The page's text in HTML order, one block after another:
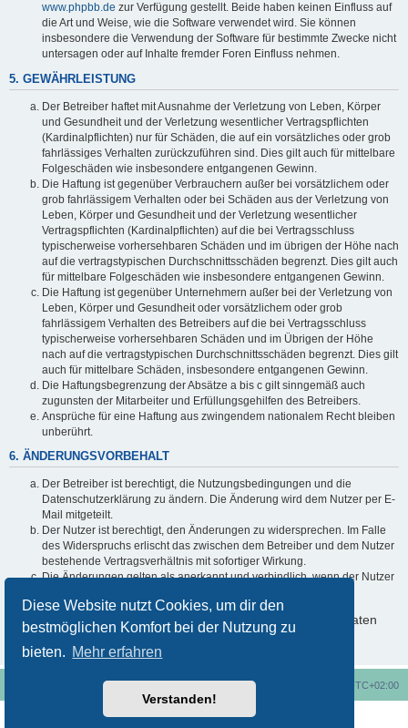
Diese Website nutzt Cookies, um dir den
bestmöglichen Komfort bei der Nutzung zu
bieten. Mehr erfahren
Verstanden!
www.phpbb.de zur Verfügung gestellt. Beide haben keinen Einfluss auf
die Art und Weise, wie die Software verwendet wird. Sie können
insbesondere die Verwendung der Software für bestimmte Zwecke nicht
untersagen oder auf Inhalte fremder Foren Einfluss nehmen.
5. GEWÄHRLEISTUNG
Der Betreiber haftet mit Ausnahme der Verletzung von Leben, Körper
und Gesundheit und der Verletzung wesentlicher Vertragspflichten
(Kardinalpflichten) nur für Schäden, die auf ein vorsätzliches oder grob
fahrlässiges Verhalten zurückzuführen sind. Dies gilt auch für mittelbare
Folgeschäden wie insbesondere entgangenen Gewinn.
Die Haftung ist gegenüber Verbrauchern außer bei vorsätzlichem oder
grob fahrlässigem Verhalten oder bei Schäden aus der Verletzung von
Leben, Körper und Gesundheit und der Verletzung wesentlicher
Vertragspflichten (Kardinalpflichten) auf die bei Vertragsschluss
typischerweise vorhersehbaren Schäden und im übrigen der Höhe nach
auf die vertragstypischen Durchschnittsschäden begrenzt. Dies gilt auch
für mittelbare Folgeschäden wie insbesondere entgangenen Gewinn.
Die Haftung ist gegenüber Unternehmern außer bei der Verletzung von
Leben, Körper und Gesundheit oder vorsätzlichem oder grob
fahrlässigem Verhalten des Betreibers auf die bei Vertragsschluss
typischerweise vorhersehbaren Schäden und im Übrigen der Höhe
nach auf die vertragstypischen Durchschnittsschäden begrenzt. Dies gilt
auch für mittelbare Schäden, insbesondere entgangenen Gewinn.
Die Haftungsbegrenzung der Absätze a bis c gilt sinngemäß auch
zugunsten der Mitarbeiter und Erfüllungsgehilfen des Betreibers.
Ansprüche für eine Haftung aus zwingendem nationalem Recht bleiben
unberührt.
6. ÄNDERUNGSVORBEHALT
Der Betreiber ist berechtigt, die Nutzungsbedingungen und die
Datenschutzerklärung zu ändern. Die Änderung wird dem Nutzer per E-
Mail mitgeteilt.
Der Nutzer ist berechtigt, den Änderungen zu widersprechen. Im Falle
des Widerspruchs erlischt das zwischen dem Betreiber und dem Nutzer
bestehende Vertragsverhältnis mit sofortiger Wirkung.
Die Änderungen gelten als anerkannt und verbindlich, wenn der Nutzer
Informationen über den Umgang mit deinen persönlichen Daten
sind in der Datenschutzerklärung enthalten.
Foren-Übersicht UTC+02:00
Alle Cookies löschen
Nutzungsbedingungen
Datenschutzerklärung